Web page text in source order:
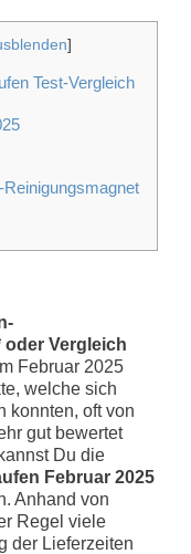
]
Test-Vergleich
oder Vergleich
Februar 2025
welche sich
konnten, oft von
gut bewertet
Du die
Februar 2025
Anhand von
Regel viele
der Lieferzeiten